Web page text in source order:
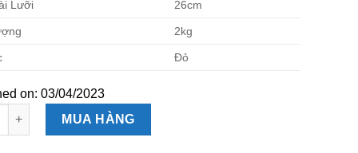
Lưỡi 26cm
2kg
Đỏ
on: 03/04/2023
hỏa số lượng
MUA HÀNG